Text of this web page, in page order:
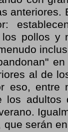
anteriores.
los pollos y
al de
eso, entre
los adultos
que serán